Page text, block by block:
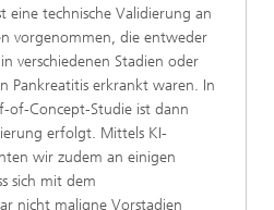
eine technische Validierung an
vorgenommen, die entweder
verschiedenen Stadien oder
Pankreatitis erkrankt waren. In
of-Concept-Studie ist dann
erfolgt. Mittels KI-
wir zudem an einigen
sich mit dem
nicht maligne Vorstadien